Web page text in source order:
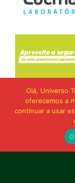
Olá, Universo
oferecemos a
continuar a usar